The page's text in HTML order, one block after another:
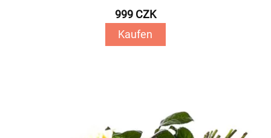
999 CZK
Kaufen